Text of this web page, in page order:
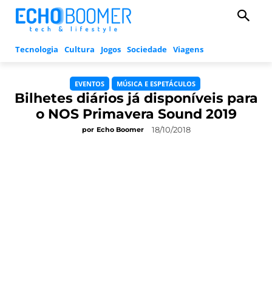
Tecnologia Cultura Jogos Sociedade Viagens
EVENTOS MÚSICA E ESPETÁCULOS
Bilhetes diários já disponíveis para
o NOS Primavera Sound 2019
por Echo Boomer 18/10/2018